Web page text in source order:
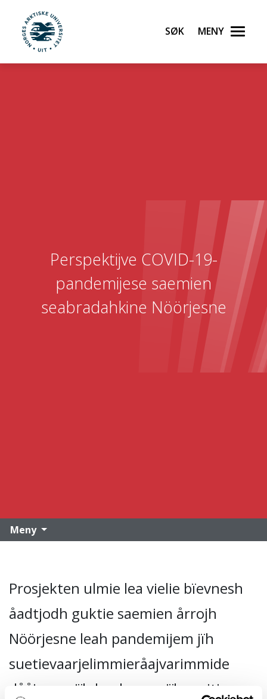
Gå til hovedinnhold
UiT Norges arktiske universitet
Søk Meny
Perspektijve COVID-19-
pandemijese saemien
seabradahkine Nöörjesne
Meny
Prosjekten ulmie lea vielie bïevnesh
åadtjodh guktie saemien årrojh
Nöörjesne leah pandemijem jïh
suetievaarjelimmieråajvarimmide
dååjreme jïh haalveme, jïh mejtie